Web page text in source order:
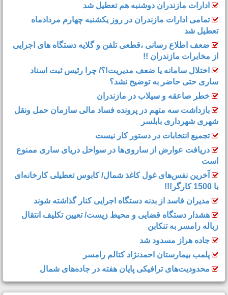
ادارات مازندران دوشنبه هم تعطیل شد
تمامی ادارات مازندران در روز یکشنبه چهارم مردادماه
تعطیل شد
ضعف اطلاع رسانی ،قطعی تلفن و گلایه دستگاه های اجرایی
از مخابرات مازندران !!
اختلال سامانه یا ضعف مدیریت!؟/ چرا رئیس ثبت اسناد
ساری حتی حاضر به توضیح نشد؟
خطر صاعقه و سیلاب در مازندران
بازداشت سه متهم در پرونده فساد مالی سازمان حمل‌ ونقل
شهری شهرداری بابلسر
تجمیع انتخابات در دستور کار نیست
دریافت عوارض از ساروی‌ها در سواحل دریای ساری ممنوع
است
آخرین نفس‌های غول کاغذ شمال‌/ ‌کابوس تعطیلی کارخانه‌ای
مدیران فاسد از بدنه دستگاه اجرایی کنار گذاشته شوند
هشدار دستگاه قضایی و محیط زیست/ تعیین تکلیف انتقال
زباله رامسر به تنکابن
جاده هراز مسدود شد
پلمب بیمارستان احمدنژاد کتالم رامسر
محدودیت‌های ترافیکی پایان هفته در جاده‌های شمال